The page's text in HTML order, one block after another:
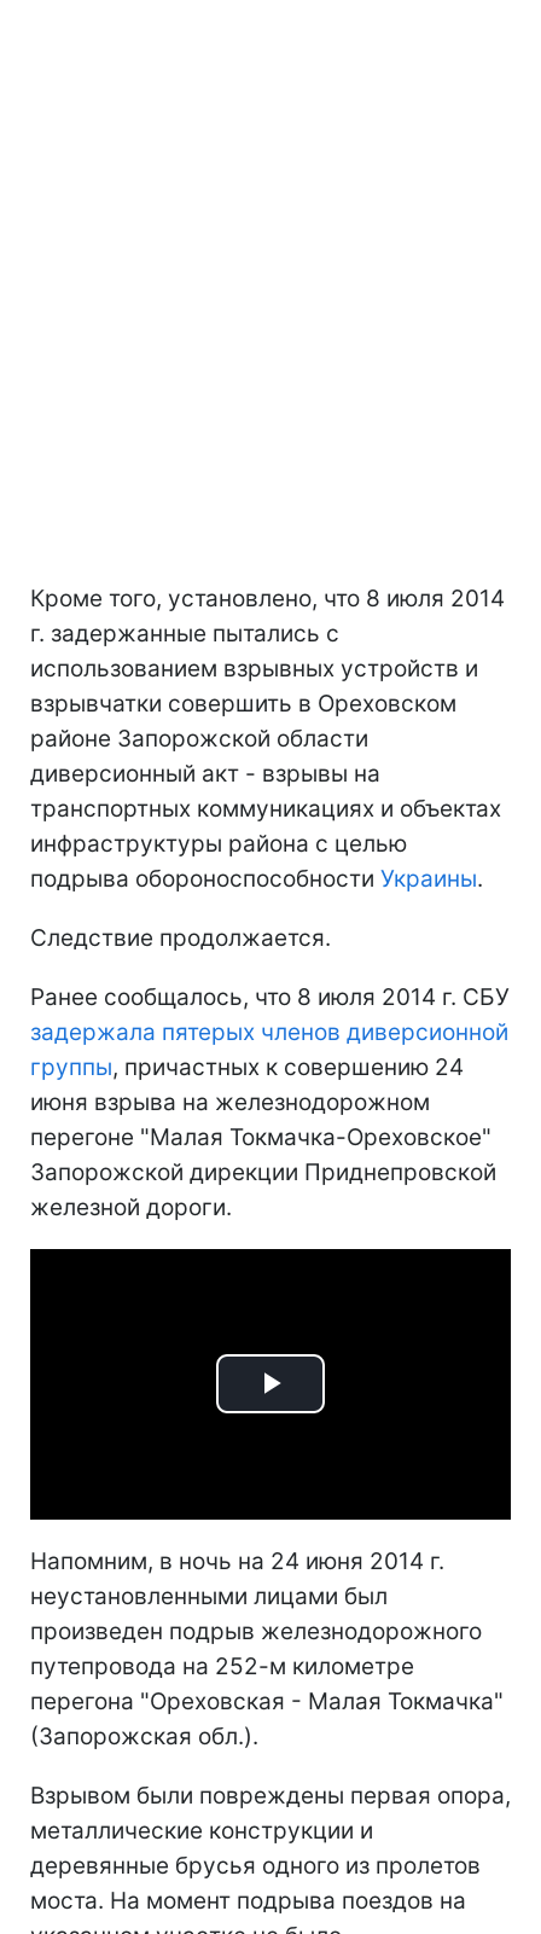
Кроме того, установлено, что 8 июля 2014
г. задержанные пытались с
использованием взрывных устройств и
взрывчатки совершить в Ореховском
районе Запорожской области
диверсионный акт - взрывы на
транспортных коммуникациях и объектах
инфраструктуры района с целью
подрыва обороноспособности Украины.
Следствие продолжается.
Ранее сообщалось, что 8 июля 2014 г. СБУ
задержала пятерых членов диверсионной
группы, причастных к совершению 24
июня взрыва на железнодорожном
перегоне "Малая Токмачка-Ореховское"
Запорожской дирекции Приднепровской
железной дороги.
Play
Напомним, в ночь на 24 июня 2014 г.
неустановленными лицами был
произведен подрыв железнодорожного
путепровода на 252-м километре
перегона "Ореховская - Малая Токмачка"
(Запорожская обл.).
Взрывом были повреждены первая опора,
металлические конструкции и
деревянные брусья одного из пролетов
моста. На момент подрыва поездов на